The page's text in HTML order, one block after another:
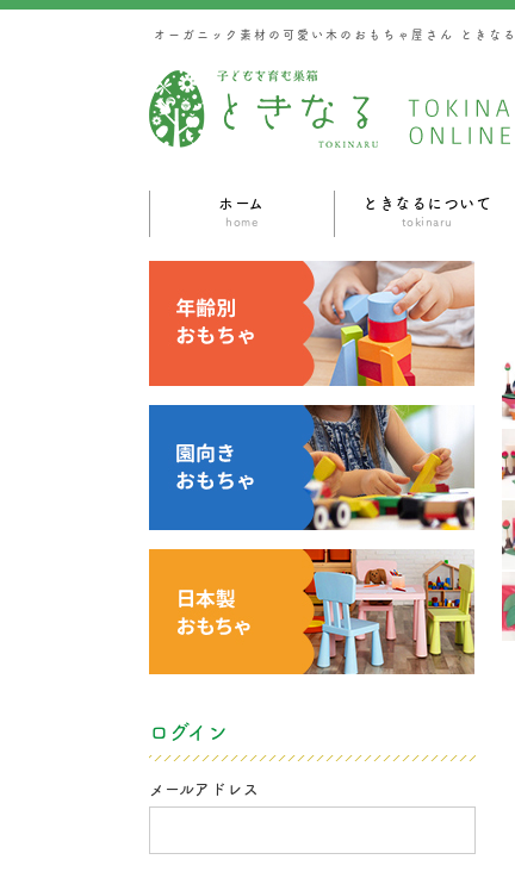
オーガニック素材の可愛い木のおもちゃ屋さん ときなる
ホーム
home
ときなるについて
tokinaru
ログイン
メールアドレス